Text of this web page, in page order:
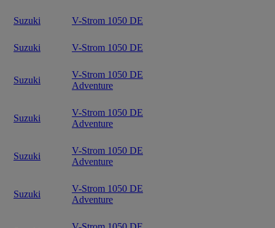
Suzuki V-Strom 1050 DE
Suzuki V-Strom 1050 DE
Suzuki
V-Strom 1050 DE
Adventure
Suzuki
V-Strom 1050 DE
Adventure
Suzuki
V-Strom 1050 DE
Adventure
Suzuki
V-Strom 1050 DE
Adventure